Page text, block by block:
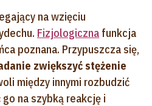
na wzięciu
Fizjologiczna funkcja
poznana. Przypuszcza się,
zwiększyć stężenie
między innymi rozbudzić
na szybką reakcję i